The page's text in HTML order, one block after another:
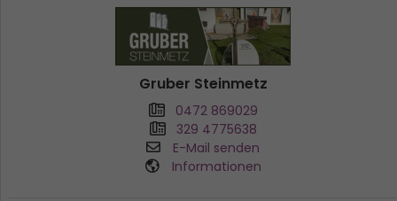
Gruber Steinmetz
0472 869029
329 4775638
E-Mail senden
Informationen